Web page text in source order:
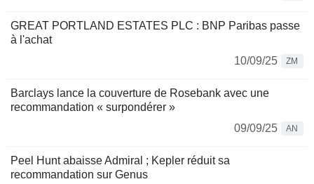
GREAT PORTLAND ESTATES PLC : BNP Paribas passe
à l'achat
10/09/25
ZM
Barclays lance la couverture de Rosebank avec une
recommandation « surpondérer »
09/09/25
AN
Peel Hunt abaisse Admiral ; Kepler réduit sa
recommandation sur Genus